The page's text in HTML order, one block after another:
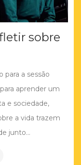
sobre
para a sessão
aprender um
e sociedade,
a vida trazem
junto…